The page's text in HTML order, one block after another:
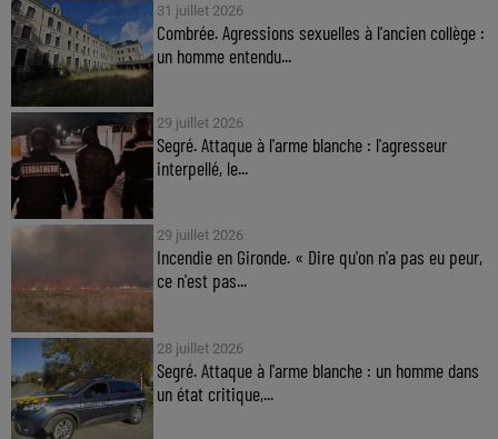
31 juillet 2026
Combrée. Agressions sexuelles à l'ancien collège :
un homme entendu...
29 juillet 2026
Segré. Attaque à l'arme blanche : l'agresseur
interpellé, le...
29 juillet 2026
Incendie en Gironde. « Dire qu'on n'a pas eu peur,
ce n'est pas...
28 juillet 2026
Segré. Attaque à l'arme blanche : un homme dans
un état critique,...